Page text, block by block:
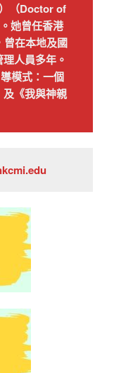
（Doctor of
她曾任香港
曾在本地及國
人員多年。
模式：一個
《我與神親